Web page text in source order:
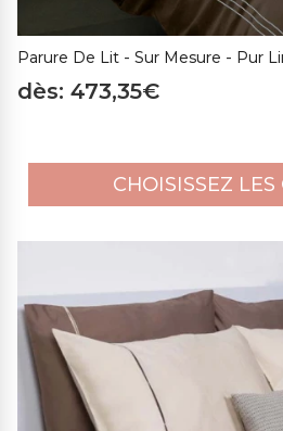
Parure De Lit - Sur Mesure - Pur
dès: 473,35€
CHOISISSEZ